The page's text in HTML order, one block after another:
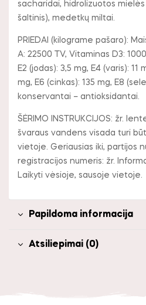
sacharidai, hidrolizuotos
šaltinis), medetkų miltai.
PRIEDAI (kilograme pašaro):
A: 22500 TV, Vitaminas D3:
E2 (jodas): 3,5 mg, E4 (varis): 11
mg, E6 (cinkas): 135 mg, E8
konservantai – antioksidantai.
ŠĖRIMO INSTRUKCIJOS: žr.
švaraus vandens visada turi
vietoje. Geriausias iki, partijos
registracijos numeris: žr.
Laikyti vėsioje, sausoje vietoje.
Papildoma informacija
Atsiliepimai (0)